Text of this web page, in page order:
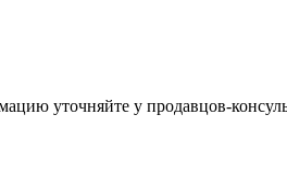
уточняйте у продавцов-